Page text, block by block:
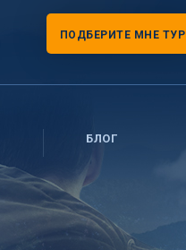
ПОДБЕРИТЕ МНЕ ТУР
БЛОГ